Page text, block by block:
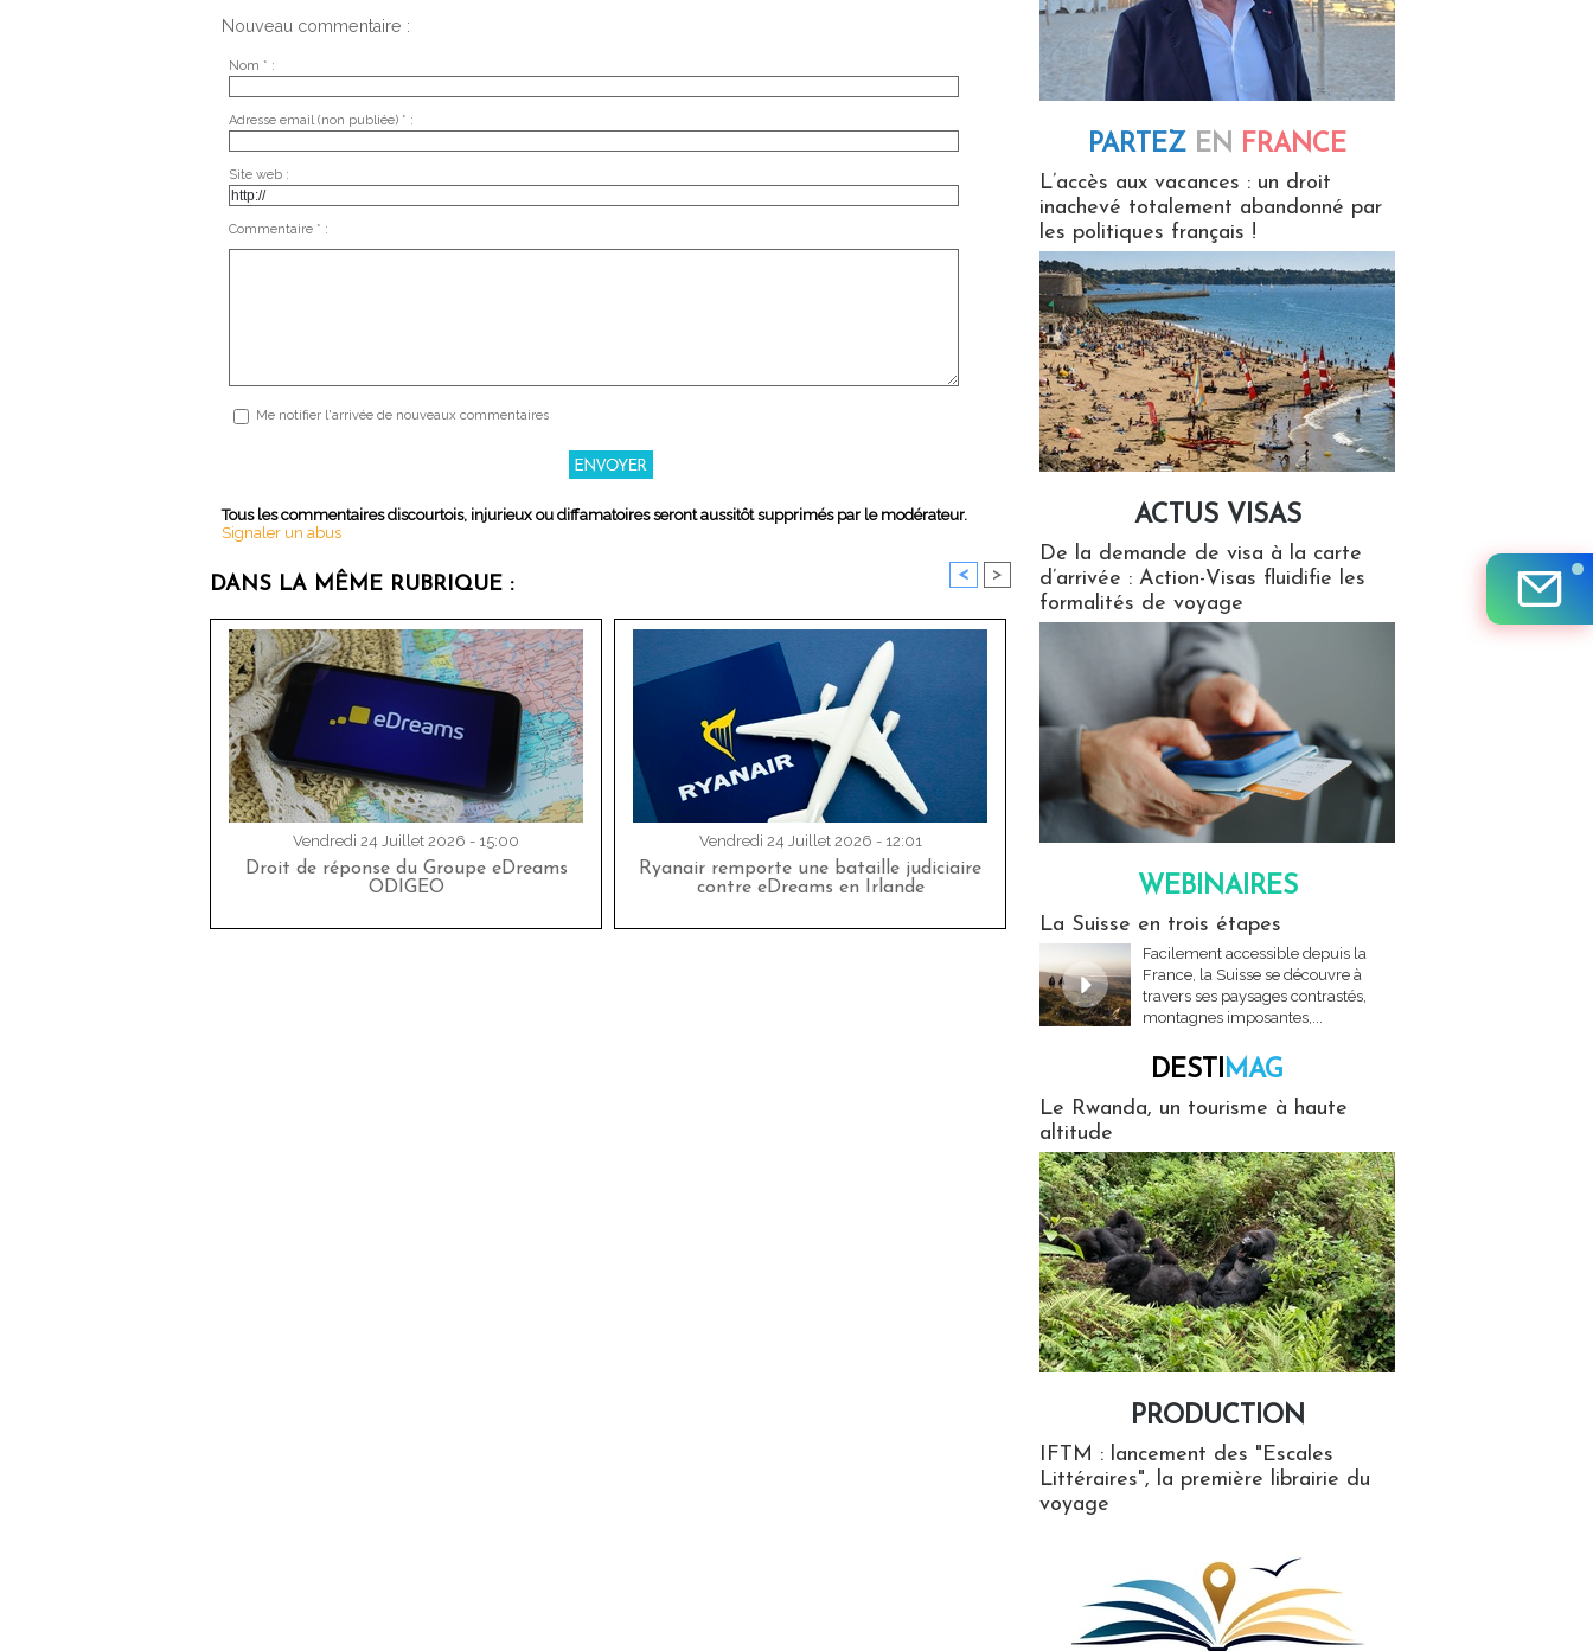
Nouveau commentaire :
Nom * :
Adresse email (non publiée) * :
Site web :
Commentaire * :
Me notifier l'arrivée de nouveaux commentaires
Tous les commentaires discourtois, injurieux ou diffamatoires seront aussitôt supprimés par le modérateur.
Signaler un abus
DANS LA MÊME RUBRIQUE : < >
Vendredi 24 Juillet 2026 - 15:00
Droit de réponse du Groupe eDreams
ODIGEO
Vendredi 24 Juillet 2026 - 12:01
Ryanair remporte une bataille judiciaire
contre eDreams en Irlande
PARTEZ EN FRANCE
L’accès aux vacances : un droit
inachevé totalement abandonné par
les politiques français !
ACTUS VISAS
De la demande de visa à la carte
d’arrivée : Action-Visas fluidifie les
formalités de voyage
WEBINAIRES
La Suisse en trois étapes
Facilement accessible depuis la
France, la Suisse se découvre à
travers ses paysages contrastés,
montagnes imposantes,...
DESTIMAG
Le Rwanda, un tourisme à haute
altitude
PRODUCTION
IFTM : lancement des "Escales
Littéraires", la première librairie du
voyage